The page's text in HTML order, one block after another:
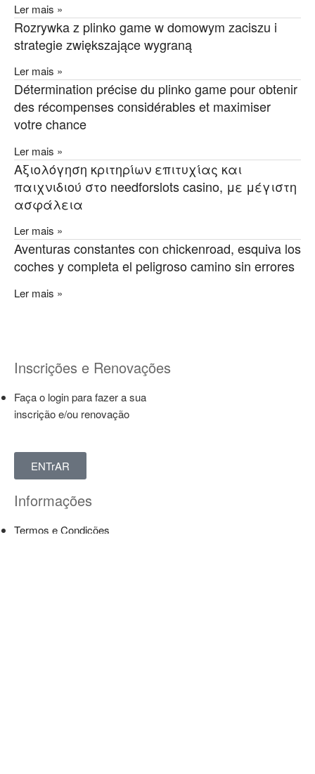
Ler mais »
Rozrywka z plinko game w domowym zaciszu i
strategie zwiększające wygraną
Ler mais »
Détermination précise du plinko game pour obtenir
des récompenses considérables et maximiser
votre chance
Ler mais »
Αξιολόγηση κριτηρίων επιτυχίας και
παιχνιδιού στο needforslots casino, με μέγιστη
ασφάλεια
Ler mais »
Aventuras constantes con chickenroad, esquiva los
coches y completa el peligroso camino sin errores
Ler mais »
Inscrições e Renovações
Faça o login para fazer a sua
inscrição e/ou renovação
ENTrAR
Informações
Termos e Condições